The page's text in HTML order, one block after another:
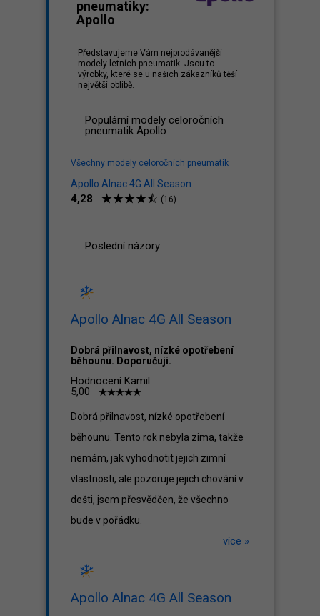
pneumatiky:
Apollo
Představujeme Vám nejprodávanější
modely letních pneumatik. Jsou to
výrobky, které se u našich zákazníků těší
největší oblibě.
Populární modely celoročních
pneumatik Apollo
Všechny modely celoročních pneumatik
Apollo Alnac 4G All Season
4,28 (16)
Poslední názory
Apollo Alnac 4G All Season
Dobrá přilnavost, nízké opotřebení
běhounu. Doporučuji.
Hodnocení Kamil:
5,00
Dobrá přilnavost, nízké opotřebení
běhounu. Tento rok nebyla zima, takže
nemám, jak vyhodnotit jejich zimní
vlastnosti, ale pozoruje jejich chování v
dešti, jsem přesvědčen, že všechno
bude v pořádku.
více »
Apollo Alnac 4G All Season